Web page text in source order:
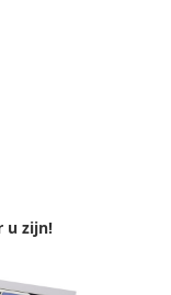
u zijn!